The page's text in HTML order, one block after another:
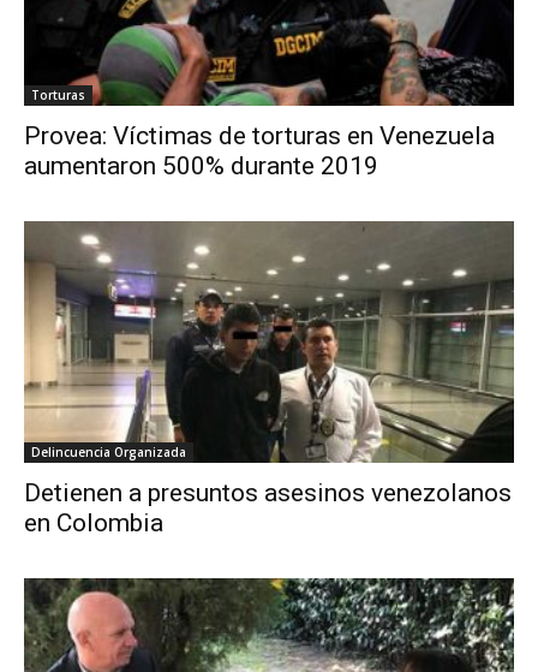
Torturas
Provea: Víctimas de torturas en Venezuela
aumentaron 500% durante 2019
Delincuencia Organizada
Detienen a presuntos asesinos venezolanos
en Colombia